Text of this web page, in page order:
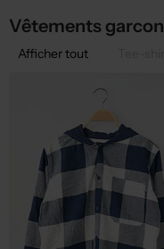
Vêtements garcon
Afficher tout